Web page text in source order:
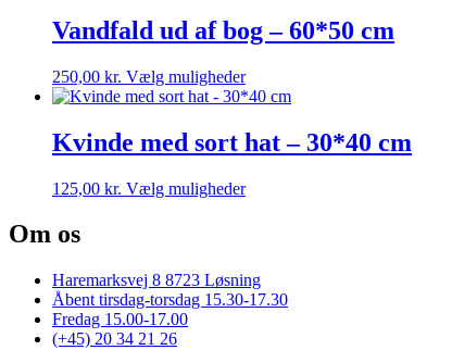
varesiden
flere
varianter.
kan
vælges
varesiden
Vandfald ud af bog – 60*50 cm
250,00 kr. Vælg mulighederDette
vare
flere
varianter.
kan
Kvinde med sort hat – 30*40 cm
125,00 kr. Vælg mulighederDette
Mulighederne
kan
Om os
Haremarksvej 8 8723 Løsning
Åbent tirsdag-torsdag 15.30-17.30
Fredag 15.00-17.00
(+45) 20 34 21 26